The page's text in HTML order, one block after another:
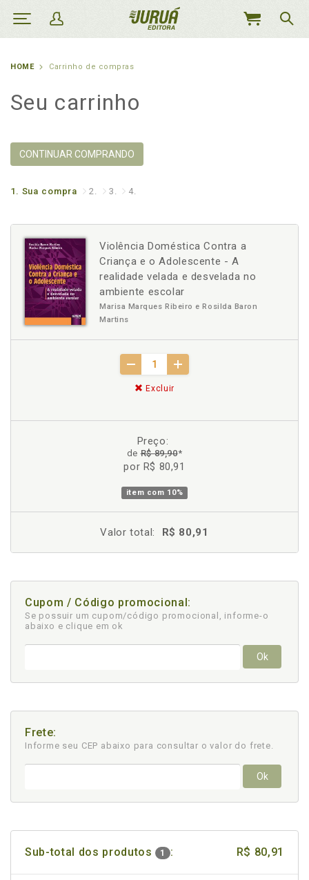
MEU
HOME Carrinho de compras
Seu carrinho
CONTINUAR COMPRANDO
1. Sua compra 2. 3. 4.
Violência Doméstica Contra a
Criança e o Adolescente - A
realidade velada e desvelada no
ambiente escolar
Marisa Marques Ribeiro e Rosilda Baron
Martins
Excluir
Preço:
deR$ 89,90*
por R$ 80,91
item com 10%
Valor total: R$ 80,91
Cupom / Código promocional:
Se possuir um cupom/código promocional, informe-o
abaixo e clique em ok
Ok
Frete:
Informe seu CEP abaixo para consultar o valor do frete.
Ok
Sub-total dos produtos 1 : R$ 80,91